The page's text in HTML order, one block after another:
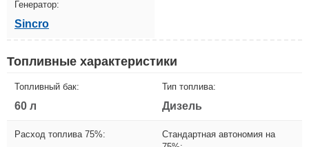
Генератор:
Sincro
Топливные характеристики
Топливный бак:
60 л
Тип топлива:
Дизель
Расход топлива 75%:
Стандартная автономия на